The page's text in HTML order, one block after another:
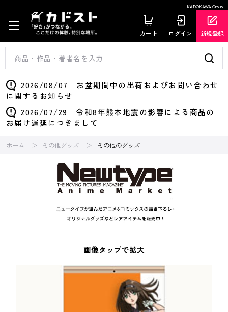
KADOKAWA Group
カート ログイン 新規登録
2026/08/07 お盆期間中の出荷およびお問い合わせ
に関するお知らせ
2026/07/29 令和8年熊本地震の影響による商品の
お届け遅延につきまして
ホーム その他グッズ その他のグッズ
画像タップで拡大